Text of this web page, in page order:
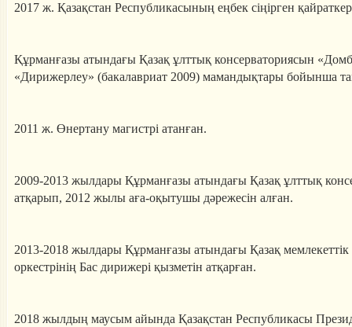
2017 ж. Қазақстан Республикасының еңбек сіңірген
Құрманғазы атындағы Қазақ ұлттық консерваториясын
«Дирижерлеу» (бакалавриат 2009) мамандықтары бойынша
2011 ж. Өнертану магистрі атанған.
2009-2013 жылдары Құрманғазы атындағы Қазақ ұлттық
атқарып, 2012 жылы аға-оқытушы дәрежесін алған.
2013-2018 жылдары Құрманғазы атындағы Қазақ
оркестрінің Бас дирижері қызметін атқарған.
2018 жылдың маусым айында Қазақстан Республикасы